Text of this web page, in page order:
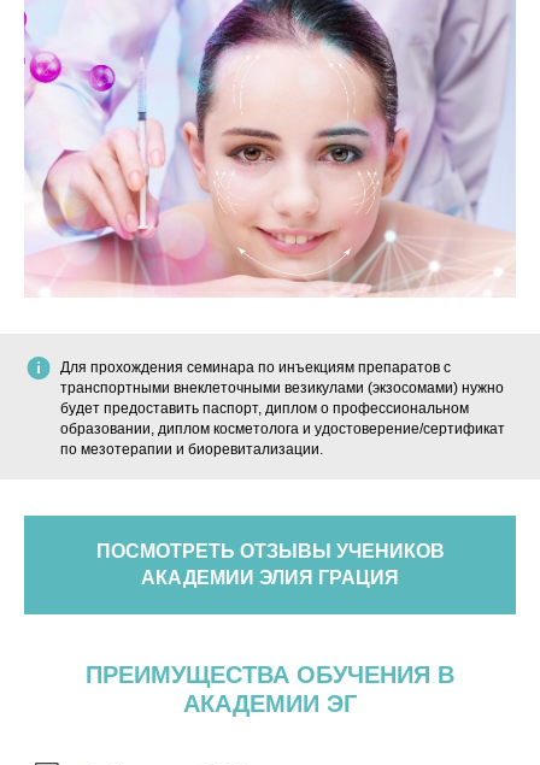
Для прохождения семинара по инъекциям препаратов с
транспортными внеклеточными везикулами (экзосомами) нужно
будет предоставить паспорт, диплом о профессиональном
образовании, диплом косметолога и удостоверение/сертификат
по мезотерапии и биоревитализации.
ПОСМОТРЕТЬ ОТЗЫВЫ УЧЕНИКОВ
АКАДЕМИИ ЭЛИЯ ГРАЦИЯ
ПРЕИМУЩЕСТВА ОБУЧЕНИЯ В
АКАДЕМИИ ЭГ